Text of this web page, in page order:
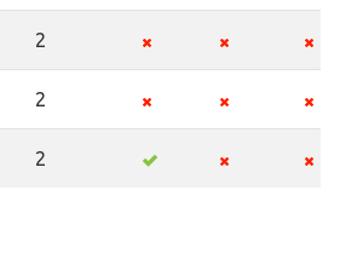
2
2
2